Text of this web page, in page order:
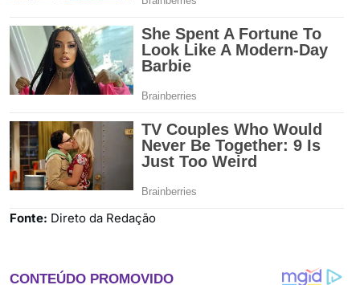
Fonte: Direto da Redação